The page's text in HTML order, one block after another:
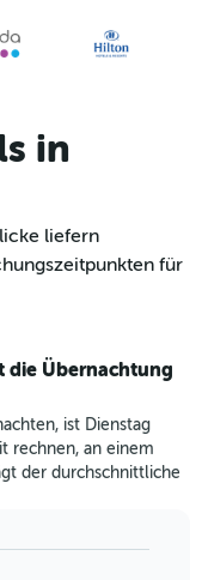
in
liefern
für
die Übernachtung
ist Dienstag
rechnen, an einem
der durchschnittliche